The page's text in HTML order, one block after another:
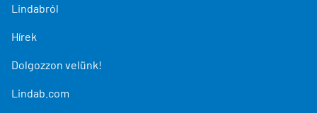
Lindabról
Hírek
Dolgozzon velünk!
Lindab.com